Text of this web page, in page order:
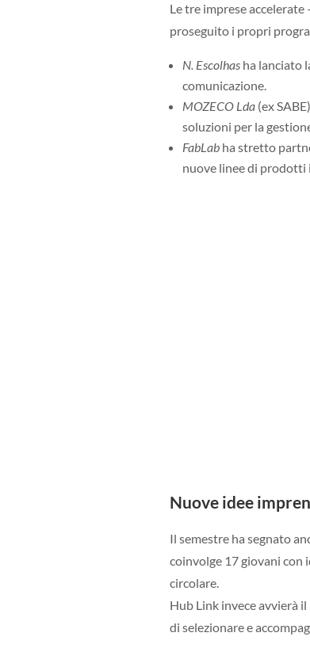
Le tre imprese accelerate
proseguito i propri
N. Escolhasha lanciato
comunicazione.
MOZECO Lda(ex
soluzioni per la
FabLabha stretto
nuove linee di prodotti
Nuove idee
Il semestre ha segnato
coinvolge 17 giovani con
circolare.
Hub Link invece avvierà
di selezionare e